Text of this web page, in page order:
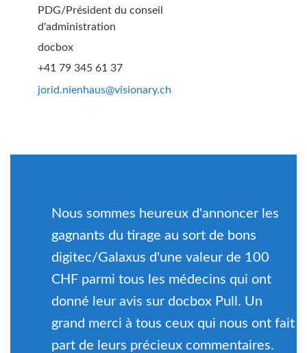
PDG/Président du conseil
d'administration
docbox
+41 79 345 61 37
jorid.nienhaus@visionary.ch
Nous sommes heureux d'annoncer les
gagnants du tirage au sort de bons
digitec/Galaxus d'une valeur de 100
CHF parmi tous les médecins qui ont
donné leur avis sur docbox Pull. Un
grand merci à tous ceux qui nous ont fait
part de leurs précieux commentaires.